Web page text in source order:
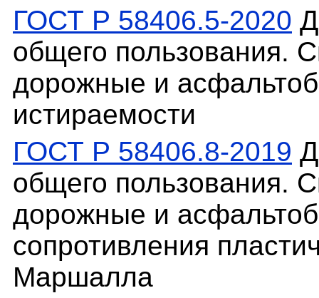
ГОСТ Р 58406.5-2020
общего пользования.
дорожные и
истираемости
ГОСТ Р 58406.8-2019
общего пользования.
дорожные и
сопротивления
Маршалла